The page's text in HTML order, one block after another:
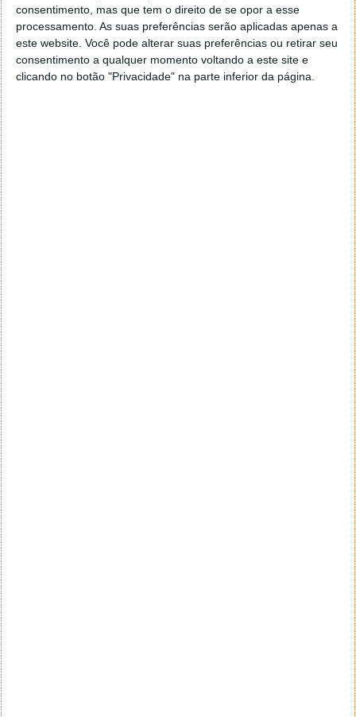
consentimento, mas que tem o direito de se opor a esse
processamento. As suas preferências serão aplicadas apenas a
este website. Você pode alterar suas preferências ou retirar seu
consentimento a qualquer momento voltando a este site e
clicando no botão "Privacidade" na parte inferior da página.
Óculos escuros com Bluetooth